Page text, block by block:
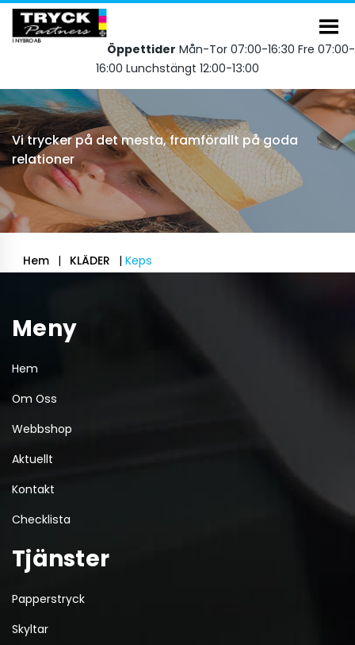
Öppettider Mån-Tor 07:00-16:30 Fre 07:00-
16:00 Lunchstängt 12:00-13:00
Vi trycker på det mesta, framförallt på goda
relationer
Hem | KLÄDER | Keps
Meny
Hem
Om Oss
Webbshop
Aktuellt
Kontakt
Checklista
Tjänster
Papperstryck
Skyltar